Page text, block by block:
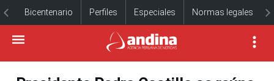
Bicentenario Perfiles Especiales Normas legales